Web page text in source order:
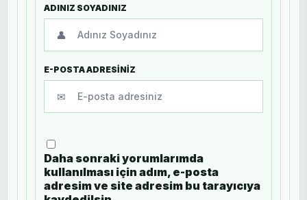
ADINIZ SOYADINIZ
👤
E-POSTA ADRESİNİZ
✉
Daha sonraki yorumlarımda
kullanılması için adım, e-posta
adresim ve site adresim bu tarayıcıya